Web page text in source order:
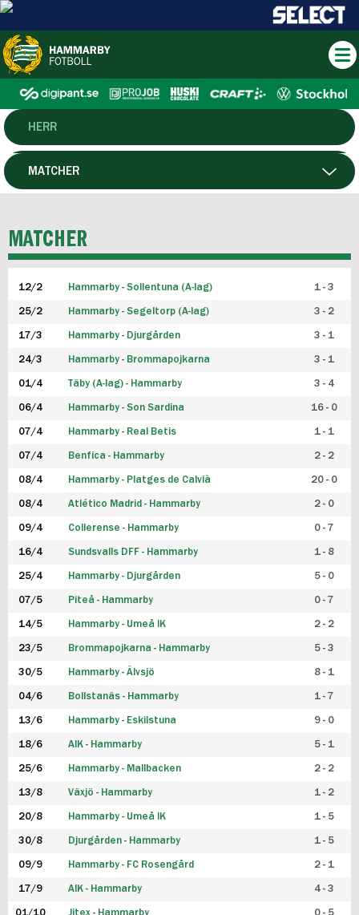
HERR
DAM
P19
F19
FUTSAL HERR
FUTSAL DAM
MATCHER
MATCHER
12/2 Hammarby - Sollentuna (A-lag) 1 - 3
25/2 Hammarby - Segeltorp (A-lag) 3 - 2
17/3 Hammarby - Djurgården 3 - 1
24/3 Hammarby - Brommapojkarna 3 - 1
01/4 Täby (A-lag) - Hammarby 3 - 4
06/4 Hammarby - Son Sardina 16 - 0
07/4 Hammarby - Real Betis 1 - 1
07/4 Benfica - Hammarby 2 - 2
08/4 Hammarby - Platges de Calvià 20 - 0
08/4 Atlético Madrid - Hammarby 2 - 0
09/4 Collerense - Hammarby 0 - 7
16/4 Sundsvalls DFF - Hammarby 1 - 8
25/4 Hammarby - Djurgården 5 - 0
07/5 Piteå - Hammarby 0 - 7
14/5 Hammarby - Umeå IK 2 - 2
23/5 Brommapojkarna - Hammarby 5 - 3
30/5 Hammarby - Älvsjö 8 - 1
04/6 Bollstanäs - Hammarby 1 - 7
13/6 Hammarby - Eskilstuna 9 - 0
18/6 AIK - Hammarby 5 - 1
25/6 Hammarby - Mallbacken 2 - 2
13/8 Växjö - Hammarby 1 - 2
20/8 Hammarby - Umeå IK 1 - 5
30/8 Djurgården - Hammarby 1 - 5
09/9 Hammarby - FC Rosengård 2 - 1
17/9 AIK - Hammarby 4 - 3